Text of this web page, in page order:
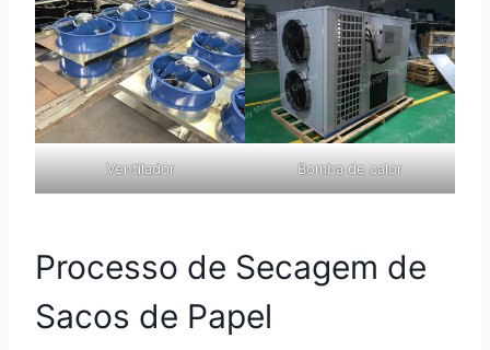
Ventilador Bomba de calor
Processo de Secagem de
Sacos de Papel